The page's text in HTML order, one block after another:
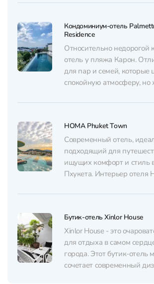
воспользоваться
интернетом и системой
кондиционирования
также предоставляет
парковочное место. Из
балкона открывается
город....
Кондоминиум-отель
Residence
Относительно недорогой
отель у пляжа Карон.
для пар и семей, которые
спокойную атмосферу, но
магазинов. Также здесь
несколькими комнатами.
внимание в отеле уделяют
внимательный консьерж
помочь, чтобы каждый...
HOMA Phuket Town
Современный отель,
подходящий для
ищущих комфорт и стиль
Пхукета. Интерьер отеля
дизайне, который
цвета, создавая уютную и
расслабляющую
помещение продумано до
предлагает своим гостям
необходимое для
Бутик-отель Xinlor House
Xinlor House - это
для отдыха в самом
города. Этот бутик-отель
сочетает современный